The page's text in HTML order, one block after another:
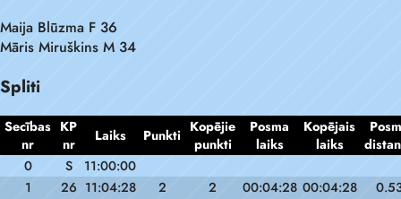
Maija Blūzma F 36
Māris Miruškins M 34
Spliti
Secības
nr
KP
nr
Laiks Punkti Kopējie
punkti
Posma
laiks
Kopējais
laiks
0
S
11:00:00
1
26 11:04:28 2 2 00:04:28 00:04:28